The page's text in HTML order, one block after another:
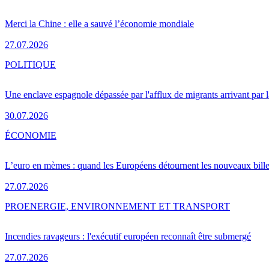
Merci la Chine : elle a sauvé l’économie mondiale
27.07.2026
Une enclave espagnole dépassée par l'afflux de migrants arrivant par
30.07.2026
POLITIQUE
L’euro en mèmes : quand les Européens détournent les nouveaux
27.07.2026
ÉCONOMIE
Incendies ravageurs : l'exécutif européen reconnaît être submergé
27.07.2026
PROENERGIE, ENVIRONNEMENT ET TRANSPORT